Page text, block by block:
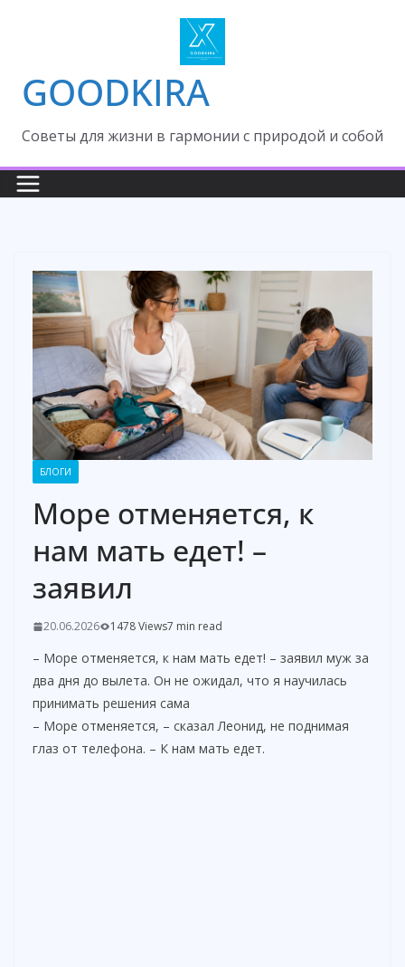
GOODKIRA
Cоветы для жизни в гармонии с природой и собой
БЛОГИ
Море отменяется, к
нам мать едет! –
заявил
20.06.2026 1478 Views7 min read
– Море отменяется, к нам мать едет! – заявил муж за
два дня до вылета. Он не ожидал, что я научилась
принимать решения сама
– Море отменяется, – сказал Леонид, не поднимая
глаз от телефона. – К нам мать едет.